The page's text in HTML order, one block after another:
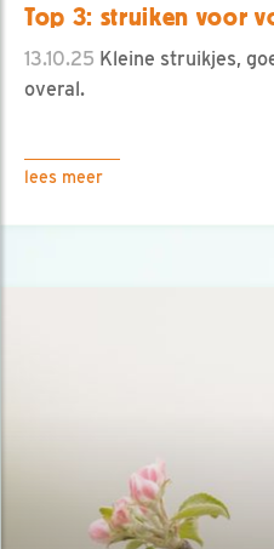
Top 3: struiken voor
13.10.25 Kleine struikjes,
overal.
lees meer